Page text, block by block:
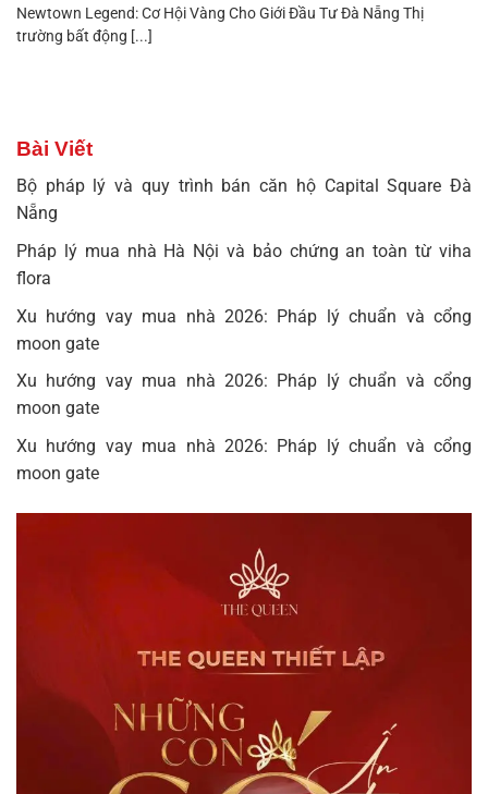
Newtown Legend: Cơ Hội Vàng Cho Giới Đầu Tư Đà Nẵng Thị
trường bất động [...]
Bài Viết
Bộ pháp lý và quy trình bán căn hộ Capital Square Đà
Nẵng
Pháp lý mua nhà Hà Nội và bảo chứng an toàn từ viha
flora
Xu hướng vay mua nhà 2026: Pháp lý chuẩn và cổng
moon gate
Xu hướng vay mua nhà 2026: Pháp lý chuẩn và cổng
moon gate
Xu hướng vay mua nhà 2026: Pháp lý chuẩn và cổng
moon gate